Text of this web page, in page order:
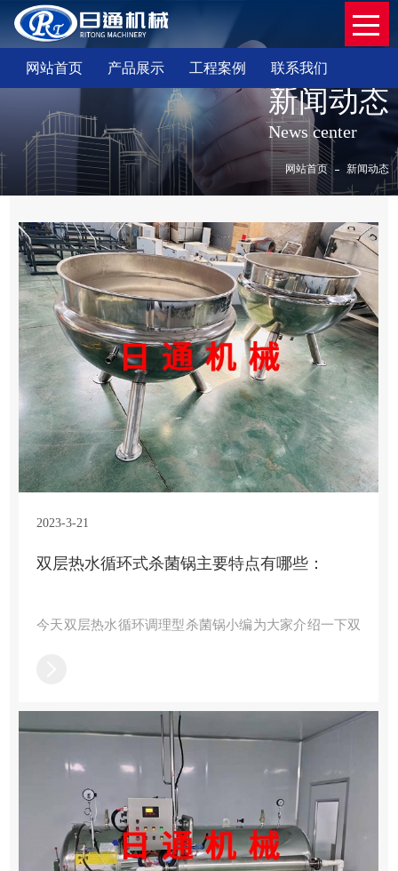
网站首页 产品展示 工程案例 联系我们
新闻动态
News center
网站首页 新闻动态
2023-3-21
双层热水循环式杀菌锅主要特点有哪些：
今天双层热水循环调理型杀菌锅小编为大家介绍一下双